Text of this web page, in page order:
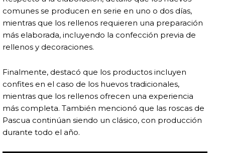
comunes se producen en serie en uno o dos días,
mientras que los rellenos requieren una preparación
más elaborada, incluyendo la confección previa de
rellenos y decoraciones.
Finalmente, destacó que los productos incluyen
confites en el caso de los huevos tradicionales,
mientras que los rellenos ofrecen una experiencia
más completa. También mencionó que las roscas de
Pascua continúan siendo un clásico, con producción
durante todo el año.